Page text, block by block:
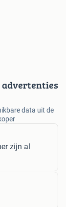
data uit de
zijn al